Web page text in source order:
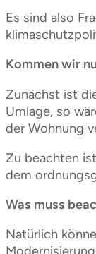
Es sind also
Kommen wir
Zunächst ist
Umlage, so
der Wohnung
Zu beachten
dem
Was muss
Natürlich